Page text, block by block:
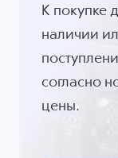
К покупке
наличии
согласно
цены.